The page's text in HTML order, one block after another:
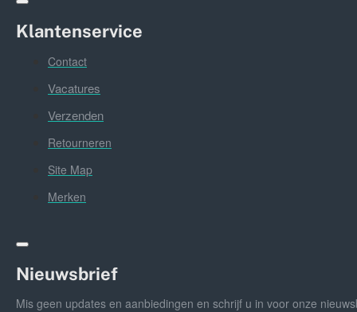
Klantenservice
Contact
Vacatures
Verzenden
Retourneren
Site Map
Merken
Nieuwsbrief
Mis geen updates en aanbiedingen en schrijf u in voor onze